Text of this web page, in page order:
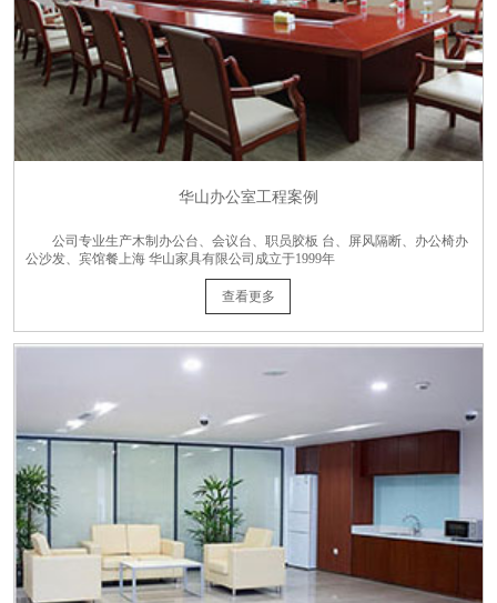
华山办公室工程案例
公司专业生产木制办公台、会议台、职员胶板 台、屏风隔断、办公椅办
公沙发、宾馆餐上海 华山家具有限公司成立于1999年
查看更多